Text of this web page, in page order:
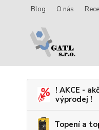
Blog O nás
! AKCE -
výprodej !
Topení a